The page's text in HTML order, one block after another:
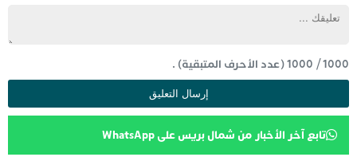
1000
/
1000(عدد الأحرف المتبقية) .
تابع آخر الأخبار من شمال بريس على WhatsApp